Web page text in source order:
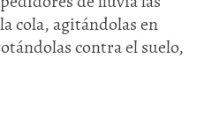
cola, agitándolas en
contra el suelo,